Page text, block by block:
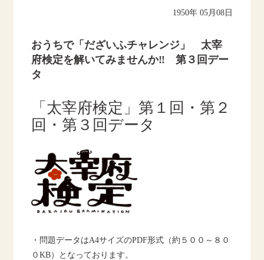
1950年 05月08日
おうちで「だざいふチャレンジ」 太宰
府検定を解いてみませんか‼ 第３回デー
タ
「太宰府検定」第１回・第２
回・第３回データ
・問題データはA4サイズのPDF形式（約５００～８０
０KB）となっております。